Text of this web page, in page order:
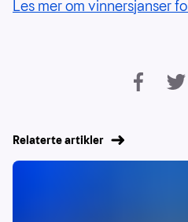
Les mer om vinnersjanser
Relaterte artikler